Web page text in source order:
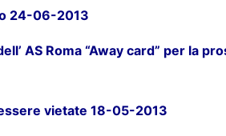
24-06-2013
AS Roma “Away card” per la
vietate 18-05-2013